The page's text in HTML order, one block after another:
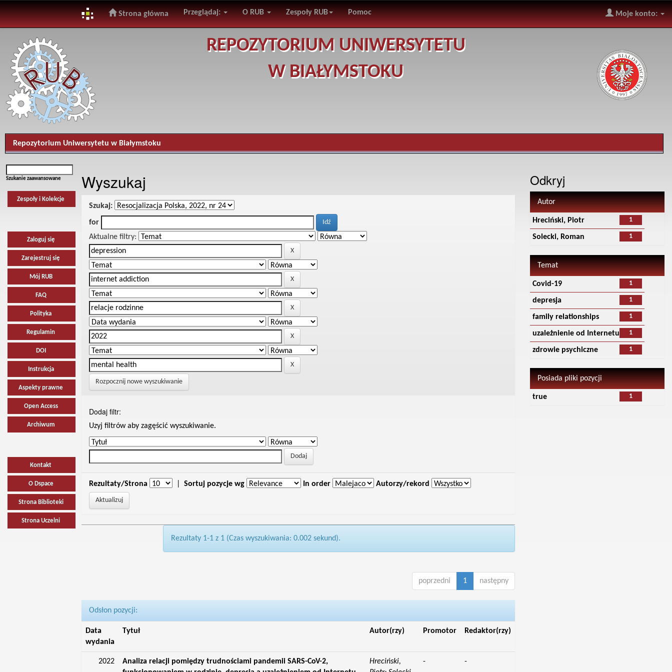
navigation
Strona główna Przeglądaj: O RUB Zespoły RUB Pomoc Moje konto:
REPOZYTORIUM UNIWERSYTETU
W BIAŁYMSTOKU
Repozytorium Uniwersytetu w Białymstoku
Szukanie zaawansowane
Zespoły i Kolekcje
Zaloguj się
Zarejestruj się
Mój RUB
FAQ
Polityka
Regulamin
DOI
Instrukcja
Aspekty prawne
Open Access
Archiwum
Kontakt
O Dspace
Strona Biblioteki
Strona Uczelni
Wyszukaj
Szukaj:
for
Aktualne filtry:
Rozpocznij nowe wyszukiwanie
Dodaj filtr:
Uzyj filtrów aby zagęścić wyszukiwanie.
Rezultaty/Strona Sortuj pozycje wg In order Autorzy/rekord
Rezultaty 1-1 z 1 (Czas wyszukiwania: 0.002 sekund).
poprzedni 1 następny
Odsłon pozycji:
Data
wydania
Tytuł Autor(rzy) Promotor Redaktor(rzy)
2022
Analiza relacji pomiędzy trudnościami pandemii SARS-CoV-2,
Hreciński,
- -
Odkryj
Autor
1
Hreciński, Piotr
1
Solecki, Roman
Temat
1
Covid-19
1
depresja
1
family relationships
1
uzależnienie od Internetu
1
zdrowie psychiczne
Posiada pliki pozycji
1
true